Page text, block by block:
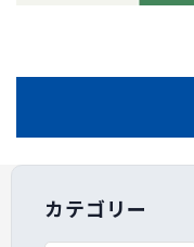
カテゴリー